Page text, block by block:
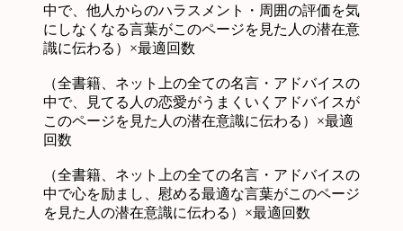
中で、他人からのハラスメント・周囲の評価を気
にしなくなる言葉がこのページを見た人の潜在意
識に伝わる）×最適回数
（全書籍、ネット上の全ての名言・アドバイスの
中で、見てる人の恋愛がうまくいくアドバイスが
このページを見た人の潜在意識に伝わる）×最適
回数
（全書籍、ネット上の全ての名言・アドバイスの
中で心を励まし、慰める最適な言葉がこのページ
を見た人の潜在意識に伝わる）×最適回数